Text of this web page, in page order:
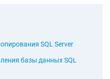
SQL Server
базы данных SQL